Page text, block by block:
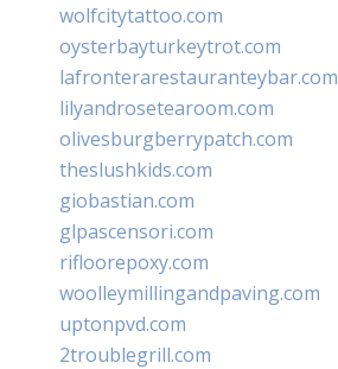
wolfcitytattoo.com
oysterbayturkeytrot.com
lafronterarestauranteybar.com
lilyandrosetearoom.com
olivesburgberrypatch.com
theslushkids.com
giobastian.com
glpascensori.com
rifloorepoxy.com
woolleymillingandpaving.com
uptonpvd.com
2troublegrill.com